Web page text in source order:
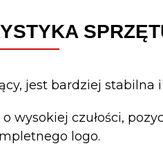
jest bardziej stabilna i
wysokiej czułości,
logo.